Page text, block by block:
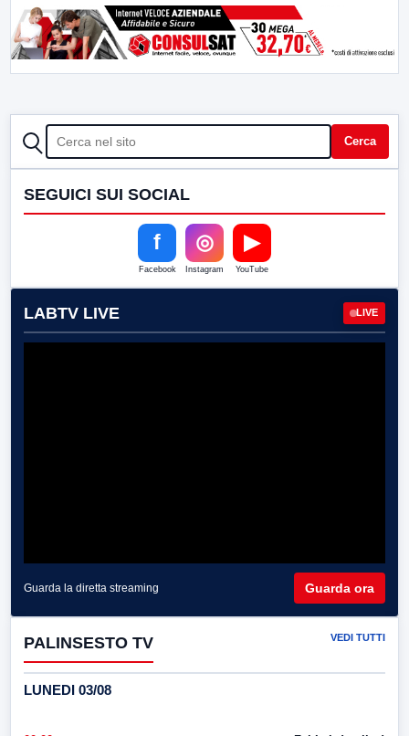
CERCA Cerca
SEGUICI SUI SOCIAL
f
Facebook
◎
Instagram
▶
YouTube
LABTV LIVE LIVE
Guarda la diretta streaming Guarda ora
PALINSESTO TV VEDI TUTTI
LUNEDI 03/08